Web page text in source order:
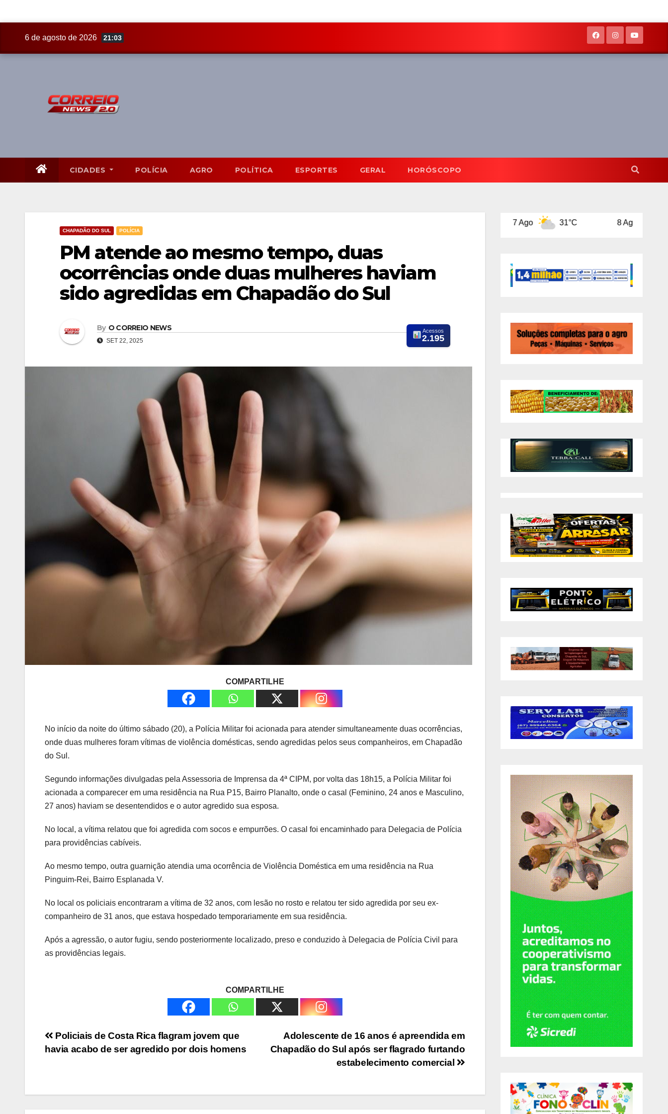
6 de agosto de 2026 21:03
CIDADES POLÍCIA AGRO POLÍTICA ESPORTES GERAL HORÓSCOPO
CHAPADÃO DO SUL POLÍCIA
PM atende ao mesmo tempo, duas
ocorrências onde duas mulheres haviam
sido agredidas em Chapadão do Sul
By O CORREIO NEWS
SET 22, 2025
Acessos
2.195
COMPARTILHE
No início da noite do último sábado (20), a Polícia Militar foi acionada para atender simultaneamente duas ocorrências,
onde duas mulheres foram vítimas de violência domésticas, sendo agredidas pelos seus companheiros, em Chapadão
do Sul.
Segundo informações divulgadas pela Assessoria de Imprensa da 4ª CIPM, por volta das 18h15, a Polícia Militar foi
acionada a comparecer em uma residência na Rua P15, Bairro Planalto, onde o casal (Feminino, 24 anos e Masculino,
27 anos) haviam se desentendidos e o autor agredido sua esposa.
No local, a vítima relatou que foi agredida com socos e empurrões. O casal foi encaminhado para Delegacia de Polícia
para providências cabíveis.
Ao mesmo tempo, outra guarnição atendia uma ocorrência de Violência Doméstica em uma residência na Rua
Pinguim-Rei, Bairro Esplanada V.
No local os policiais encontraram a vítima de 32 anos, com lesão no rosto e relatou ter sido agredida por seu ex-
companheiro de 31 anos, que estava hospedado temporariamente em sua residência.
Após a agressão, o autor fugiu, sendo posteriormente localizado, preso e conduzido à Delegacia de Polícia Civil para
as providências legais.
COMPARTILHE
Navegação
Adolescente de 16 anos é apreendida em
Chapadão do Sul após ser flagrado furtando
estabelecimento comercial
Policiais de Costa Rica flagram jovem que
havia acabo de ser agredido por dois homens
31°C 8 Ago 31°C